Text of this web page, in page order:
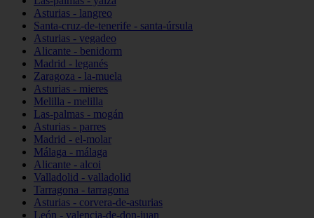
Asturias - langreo
Santa-cruz-de-tenerife - santa-úrsula
Asturias - vegadeo
Alicante - benidorm
Madrid - leganés
Zaragoza - la-muela
Asturias - mieres
Melilla - melilla
Las-palmas - mogán
Asturias - parres
Madrid - el-molar
Málaga - málaga
Alicante - alcoi
Valladolid - valladolid
Tarragona - tarragona
Asturias - corvera-de-asturias
León - valencia-de-don-juan